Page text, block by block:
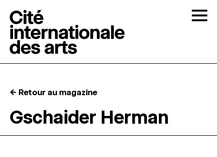
RÉSIDENCES ↓
← Retour au magazine
Gschaider Herman